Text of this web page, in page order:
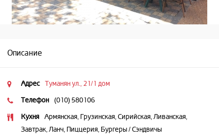
Описание
Адрес
Туманян ул., 21/1 дом
Телефон
(010) 580106
Кухня
Армянская, Грузинская, Сирийская, Ливанская,
Завтрак, Ланч, Пиццерия, Бургеры / Cэндвичы